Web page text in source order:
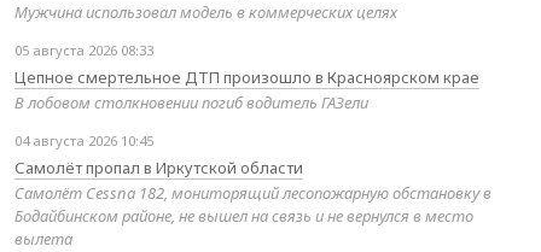
Мужчина использовал модель в коммерческих целях
05 августа 2026 08:33
Цепное смертельное ДТП произошло в Красноярском крае
В лобовом столкновении погиб водитель ГАЗели
04 августа 2026 10:45
Самолёт пропал в Иркутской области
Самолёт Cessna 182, мониторящий лесопожарную обстановку в
Бодайбинском районе, не вышел на связь и не вернулся в место
вылета